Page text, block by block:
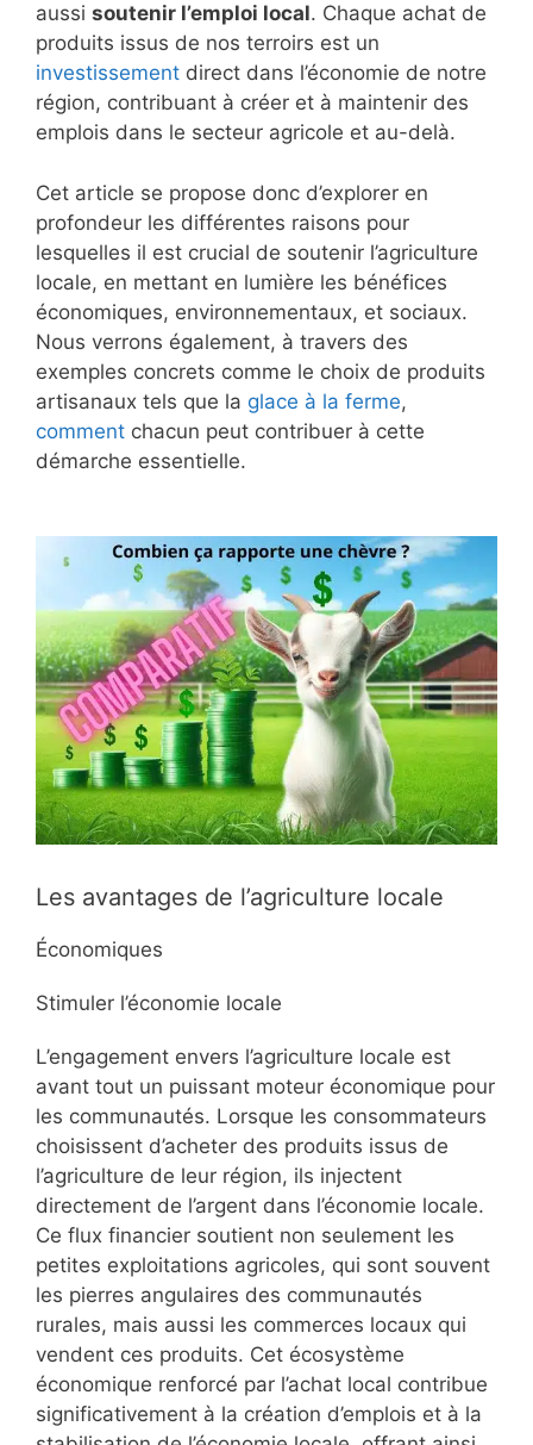
aussi soutenir l’emploi local. Chaque achat de
produits issus de nos terroirs est un
investissement direct dans l’économie de notre
région, contribuant à créer et à maintenir des
emplois dans le secteur agricole et au-delà.
Cet article se propose donc d’explorer en
profondeur les différentes raisons pour
lesquelles il est crucial de soutenir l’agriculture
locale, en mettant en lumière les bénéfices
économiques, environnementaux, et sociaux.
Nous verrons également, à travers des
exemples concrets comme le choix de produits
artisanaux tels que la glace à la ferme,
comment chacun peut contribuer à cette
démarche essentielle.
Les avantages de l’agriculture locale
Économiques
Stimuler l’économie locale
L’engagement envers l’agriculture locale est
avant tout un puissant moteur économique pour
les communautés. Lorsque les consommateurs
choisissent d’acheter des produits issus de
l’agriculture de leur région, ils injectent
directement de l’argent dans l’économie locale.
Ce flux financier soutient non seulement les
petites exploitations agricoles, qui sont souvent
les pierres angulaires des communautés
rurales, mais aussi les commerces locaux qui
vendent ces produits. Cet écosystème
économique renforcé par l’achat local contribue
significativement à la création d’emplois et à la